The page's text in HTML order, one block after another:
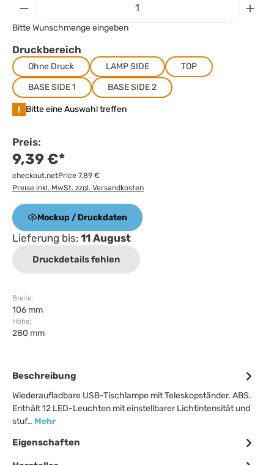
Bitte Wunschmenge eingeben
Druckbereich
Ohne Druck LAMP SIDE
TOP
BASE SIDE 1
BASE SIDE 2
! Bitte eine Auswahl treffen
Preis:
9,39 €*
checkout.netPrice 7,89 €
Preise inkl. MwSt. zzgl. Versandkosten
Mockup / Druckdaten
Lieferung bis: 11 August
Druckdetails fehlen
Breite:
106 mm
Höhe:
280 mm
Beschreibung
Wiederaufladbare USB-Tischlampe mit Teleskopständer. ABS.
Enthält 12 LED-Leuchten mit einstellbarer Lichtintensität und
stuf… Mehr
Eigenschaften